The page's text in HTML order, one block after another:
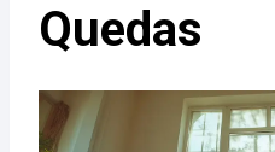
Quedas